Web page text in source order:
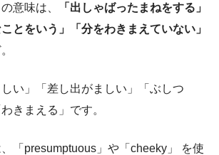
意味は、
「出しゃばったまねをする」
とをいう」「分をわきまえていない」
い」「差し出がましい」「ぶしつ
きまえる」です。
「presumptuous」や「cheeky」 を使